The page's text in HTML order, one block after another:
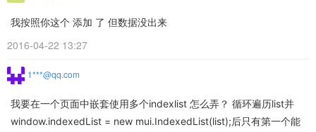
我按照你这个 添加 了 但数据没出来
2016-04-22 13:27
1***@qq.com
我要在一个页面中嵌套使用多个indexlist 怎么弄？ 循环遍历list并
window.indexedList = new mui.IndexedList(list);后只有第一个能